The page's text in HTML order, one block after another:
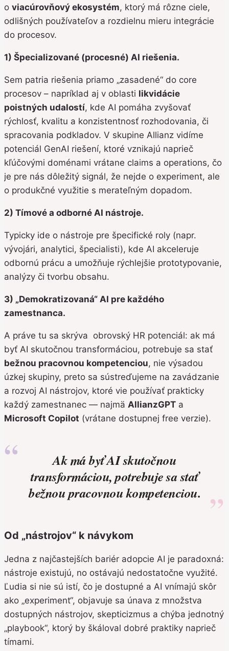
o viacúrovňový ekosystém, ktorý má rôzne ciele,
odlišných používateľov a rozdielnu mieru integrácie
do procesov.
1) Špecializované (procesné) AI riešenia.
Sem patria riešenia priamo „zasadené“ do core
procesov – napríklad aj v oblasti likvidácie
poistných udalostí, kde AI pomáha zvyšovať
rýchlosť, kvalitu a konzistentnosť rozhodovania, či
spracovania podkladov. V skupine Allianz vidíme
potenciál GenAI riešení, ktoré vznikajú naprieč
kľúčovými doménami vrátane claims a operations, čo
je pre nás dôležitý signál, že nejde o experiment, ale
o produkčné využitie s merateľným dopadom.
2) Tímové a odborné AI nástroje.
Typicky ide o nástroje pre špecifické roly (napr.
vývojári, analytici, špecialisti), kde AI akceleruje
odbornú prácu a umožňuje rýchlejšie prototypovanie,
analýzy či tvorbu obsahu.
3) „Demokratizovaná“ AI pre každého
zamestnanca.
A práve tu sa skrýva obrovský HR potenciál: ak má
byť AI skutočnou transformáciou, potrebuje sa stať
bežnou pracovnou kompetenciou, nie výsadou
úzkej skupiny, preto sa sústreďujeme na zavádzanie
a rozvoj AI nástrojov, ktoré vie používať prakticky
každý zamestnanec — najmä AllianzGPT a
Microsoft Copilot (vrátane dostupnej free verzie).
Ak má byť AI skutočnou
transformáciou, potrebuje sa stať
bežnou pracovnou kompetenciou.
Od „nástrojov“ k návykom
Jedna z najčastejších bariér adopcie AI je paradoxná:
nástroje existujú, no ostávajú nedostatočne využité.
Ľudia si nie sú istí, čo je dostupné a AI vnímajú skôr
ako „experiment“, objavuje sa únava z množstva
dostupných nástrojov, skepticizmus a chýba jednotný
„playbook“, ktorý by škáloval dobré praktiky naprieč
tímami.